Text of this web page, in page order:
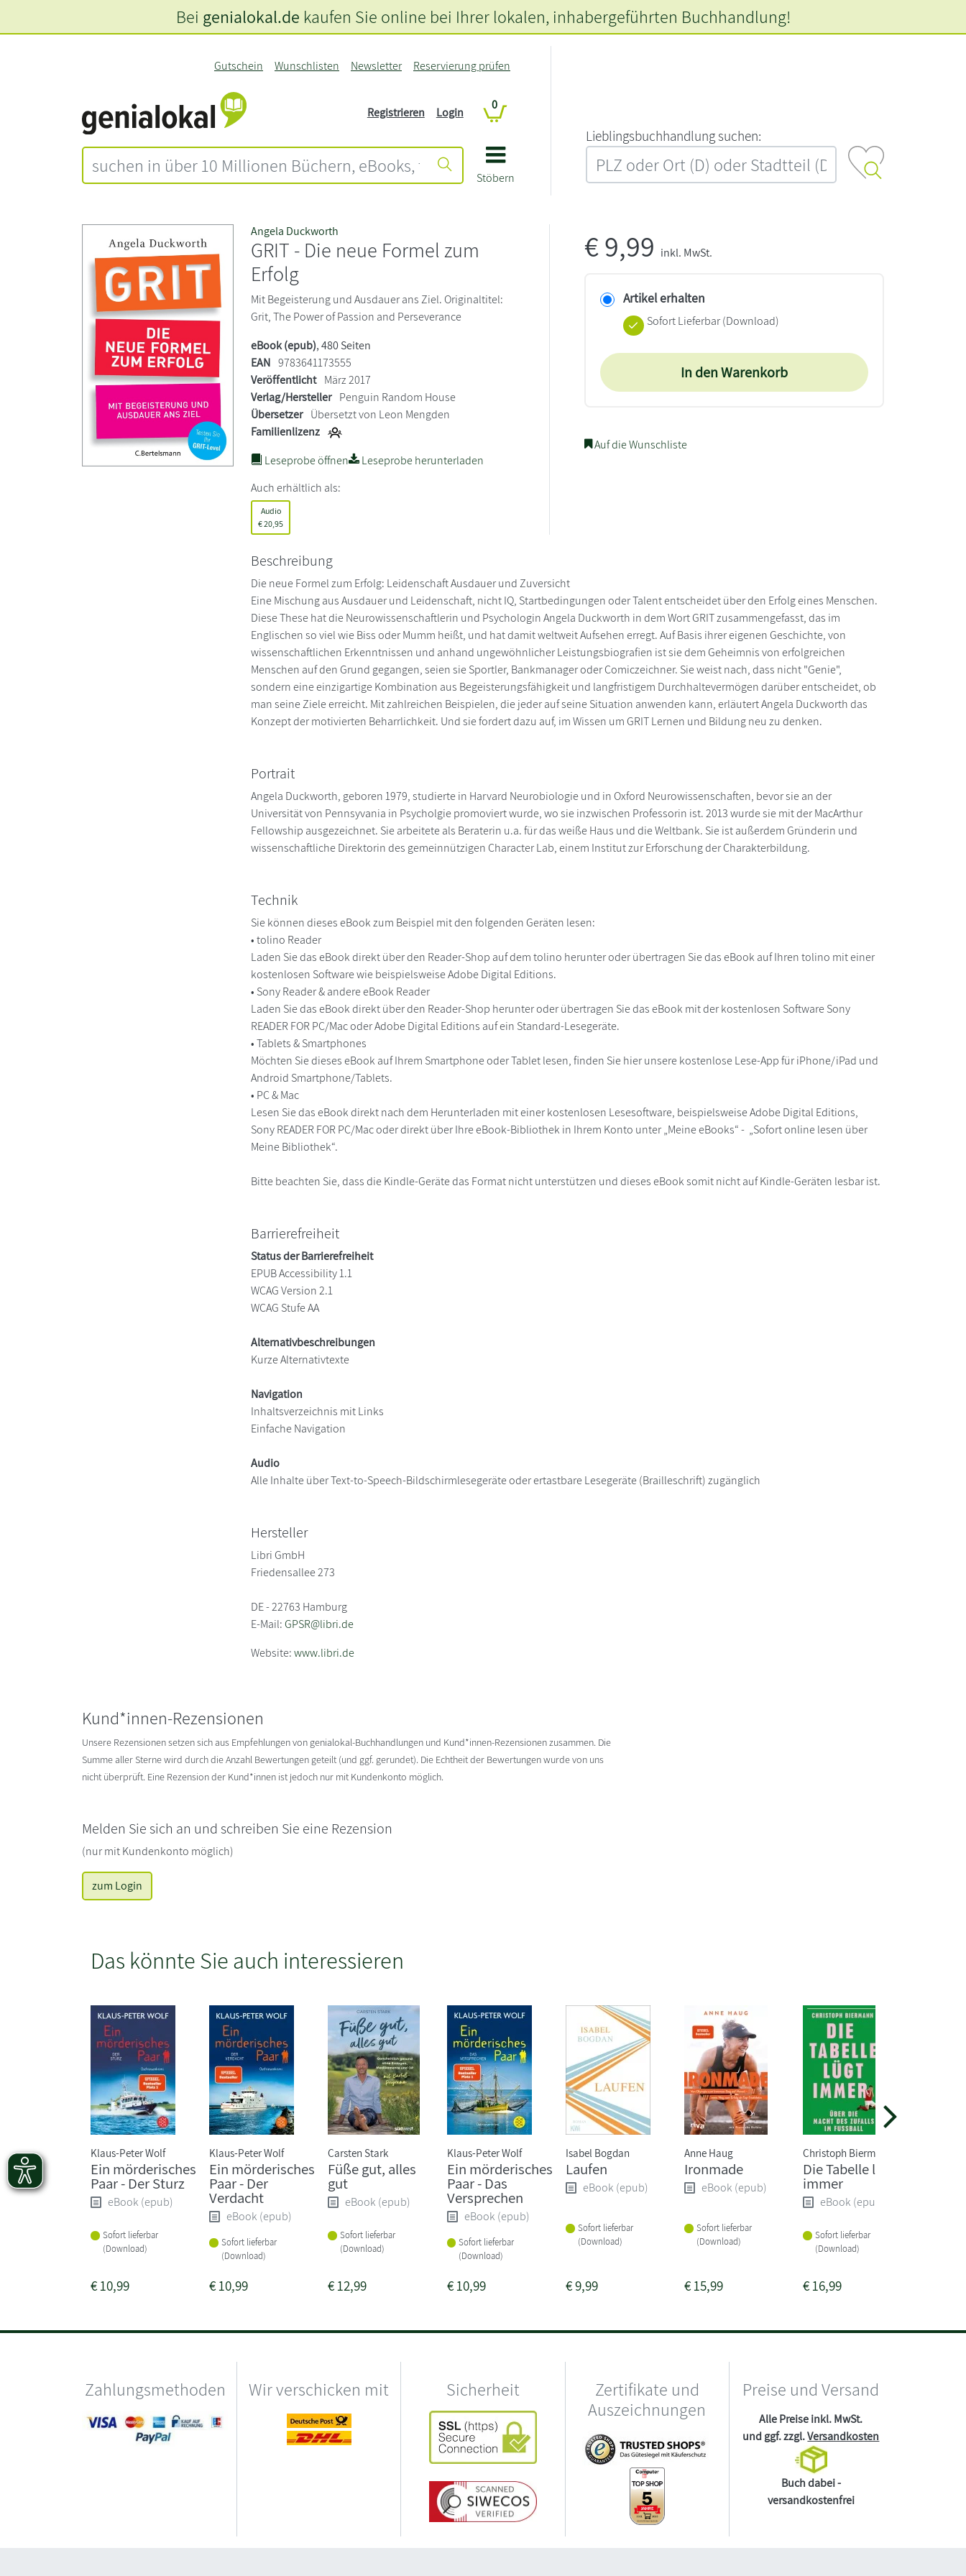
Stöbern
Gutschein Wunschlisten Newsletter Reservierung prüfen
Registrieren Login
0
L‍i‍e‍b‍l‍i‍n‍g‍s‍b‍u‍c‍h‍h‍a‍n‍d‍l‍u‍n‍g‍ ‍s‍u‍c‍h‍e‍n‍:‍
Bei genialokal.de kaufen Sie online bei Ihrer lokalen, inhabergeführten Buchhandlung!
Angela Duckworth
GRIT - Die neue Formel zum
Erfolg
Mit Begeisterung und Ausdauer ans Ziel. Originaltitel:
Grit, The Power of Passion and Perseverance
eBook (epub), 480 Seiten
EAN 9783641173555
Veröffentlicht März 2017
Verlag/Hersteller Penguin Random House
Übersetzer Übersetzt von Leon Mengden
Familienlizenz
Leseprobe öffnen
Leseprobe herunterladen
Auch erhältlich als:
Audio
€20,95
€9,99 inkl. MwSt.
Artikel erhalten
Sofort Lieferbar (Download)
In den Warenkorb
Auf die Wunschliste
Beschreibung
Die neue Formel zum Erfolg: Leidenschaft Ausdauer und Zuversicht
Eine Mischung aus Ausdauer und Leidenschaft, nicht IQ, Startbedingungen oder Talent entscheidet über den Erfolg eines Menschen.
Diese These hat die Neurowissenschaftlerin und Psychologin Angela Duckworth in dem Wort GRIT zusammengefasst, das im
Englischen so viel wie Biss oder Mumm heißt, und hat damit weltweit Aufsehen erregt. Auf Basis ihrer eigenen Geschichte, von
wissenschaftlichen Erkenntnissen und anhand ungewöhnlicher Leistungsbiografien ist sie dem Geheimnis von erfolgreichen
Menschen auf den Grund gegangen, seien sie Sportler, Bankmanager oder Comiczeichner. Sie weist nach, dass nicht "Genie",
sondern eine einzigartige Kombination aus Begeisterungsfähigkeit und langfristigem Durchhaltevermögen darüber entscheidet, ob
man seine Ziele erreicht. Mit zahlreichen Beispielen, die jeder auf seine Situation anwenden kann, erläutert Angela Duckworth das
Konzept der motivierten Beharrlichkeit. Und sie fordert dazu auf, im Wissen um GRIT Lernen und Bildung neu zu denken.
Portrait
Angela Duckworth, geboren 1979, studierte in Harvard Neurobiologie und in Oxford Neurowissenschaften, bevor sie an der
Universität von Pennsyvania in Psycholgie promoviert wurde, wo sie inzwischen Professorin ist. 2013 wurde sie mit der MacArthur
Fellowship ausgezeichnet. Sie arbeitete als Beraterin u.a. für das weiße Haus und die Weltbank. Sie ist außerdem Gründerin und
wissenschaftliche Direktorin des gemeinnützigen Character Lab, einem Institut zur Erforschung der Charakterbildung.
Technik
Sie können dieses eBook zum Beispiel mit den folgenden Geräten lesen:
• tolino Reader
Laden Sie das eBook direkt über den Reader-Shop auf dem tolino herunter oder übertragen Sie das eBook auf Ihren tolino mit einer
kostenlosen Software wie beispielsweise Adobe Digital Editions.
• Sony Reader & andere eBook Reader
Laden Sie das eBook direkt über den Reader-Shop herunter oder übertragen Sie das eBook mit der kostenlosen Software Sony
READER FOR PC/Mac oder Adobe Digital Editions auf ein Standard-Lesegeräte.
• Tablets & Smartphones
Möchten Sie dieses eBook auf Ihrem Smartphone oder Tablet lesen, finden Sie hier unsere kostenlose Lese-App für iPhone/iPad und
Android Smartphone/Tablets.
• PC & Mac
Lesen Sie das eBook direkt nach dem Herunterladen mit einer kostenlosen Lesesoftware, beispielsweise Adobe Digital Editions,
Sony READER FOR PC/Mac oder direkt über Ihre eBook-Bibliothek in Ihrem Konto unter „Meine eBooks“ - „Sofort online lesen über
Meine Bibliothek“.
Bitte beachten Sie, dass die Kindle-Geräte das Format nicht unterstützen und dieses eBook somit nicht auf Kindle-Geräten lesbar ist.
Barrierefreiheit
Status der Barrierefreiheit
EPUB Accessibility 1.1
WCAG Version 2.1
WCAG Stufe AA
Alternativbeschreibungen
Kurze Alternativtexte
Navigation
Inhaltsverzeichnis mit Links
Einfache Navigation
Audio
Alle Inhalte über Text-to-Speech-Bildschirmlesegeräte oder ertastbare Lesegeräte (Brailleschrift) zugänglich
Hersteller
Libri GmbH
Friedensallee 273
DE - 22763 Hamburg
E-Mail:GPSR@libri.de
Website:www.libri.de
Kund*innen-Rezensionen
Unsere Rezensionen setzen sich aus Empfehlungen von genialokal-Buchhandlungen und Kund*innen-Rezensionen zusammen. Die
Summe aller Sterne wird durch die Anzahl Bewertungen geteilt (und ggf. gerundet). Die Echtheit der Bewertungen wurde von uns
nicht überprüft. Eine Rezension der Kund*innen ist jedoch nur mit Kundenkonto möglich.
Melden Sie sich an und schreiben Sie eine Rezension
(nur mit Kundenkonto möglich)
zum Login
Das könnte Sie auch interessieren
Klaus-Peter Wolf
Ein mörderisches
Paar - Der Sturz
eBook (epub)
Sofort lieferbar
(Download)
€10,99
Klaus-Peter Wolf
Ein mörderisches
Paar - Der
Verdacht
eBook (epub)
Sofort lieferbar
(Download)
€10,99
Carsten Stark
Füße gut, alles
gut
eBook (epub)
Sofort lieferbar
(Download)
€12,99
Klaus-Peter Wolf
Ein mörderisches
Paar - Das
Versprechen
eBook (epub)
Sofort lieferbar
(Download)
€10,99
Isabel Bogdan
Laufen
eBook (epub)
Sofort lieferbar
(Download)
€9,99
Anne Haug
Ironmade
eBook (epub)
Sofort lieferbar
(Download)
€15,99
Christoph Biermann
Die Tabelle lügt
immer
eBook (epub)
Sofort lieferbar
(Download)
€16,99
Zahlungsmethoden Wir verschicken mit Sicherheit
Zertifikate und
Auszeichnungen
Preise und Versand
Alle Preise inkl. MwSt.
und ggf. zzgl.Versandkosten
Buch dabei -
versandkostenfrei